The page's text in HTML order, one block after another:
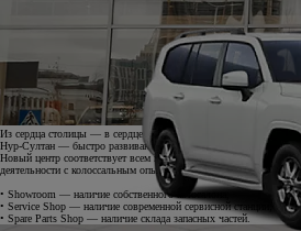
Из сердца столицы — в сердце каждого…
Нур-Султан — быстро развивающийся современный мегаполис.
Новый центр соответствует всем международным стандартам
деятельности с колоссальным опытом в реализации концепции 3S:
• Showroom — наличие собственного автосалона;
• Service Shop — наличие современной сервисной станции;
• Spare Parts Shop — наличие склада запасных частей.